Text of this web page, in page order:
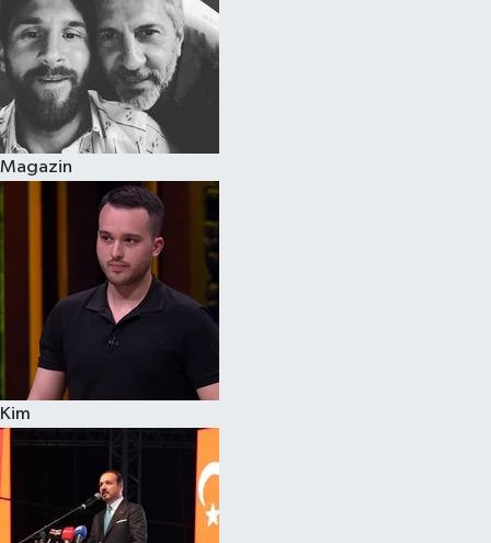
Magazin
Kim
Kültür Sanat
Sağlık
Siyaset
Teknoloji
Televizyon
Yaşam-Çevre